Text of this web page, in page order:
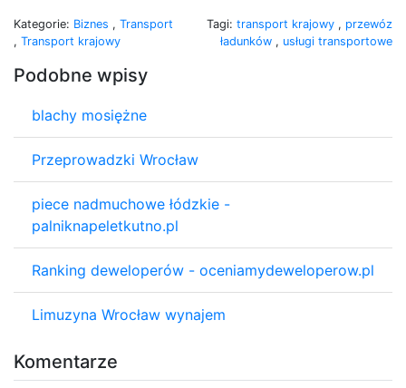
Kategorie: Biznes , Transport
, Transport krajowy
Tagi: transport krajowy , przewóz
ładunków , usługi transportowe
Podobne wpisy
blachy mosiężne
Przeprowadzki Wrocław
piece nadmuchowe łódzkie -
palniknapeletkutno.pl
Ranking deweloperów - oceniamydeweloperow.pl
Limuzyna Wrocław wynajem
Komentarze